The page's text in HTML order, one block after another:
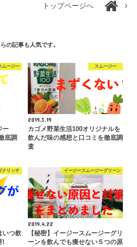
トップページへ
の記事も人気です。
ムージー
ー
底調
スムージー
2019.3.19
カゴメ野菜生活100オリジナルを
飲んだ味の感想と口コミを徹底調
査
クリッチ
いつ飲
!
イージースムージーグリーン
2019.4.22
【秘密】イージースムージーグリ
ーンを飲んでも痩せない５つの原